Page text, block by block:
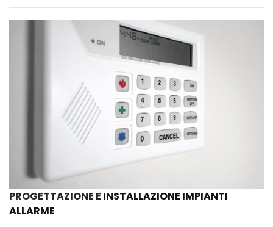
PROGETTAZIONE E INSTALLAZIONE IMPIANTI
ALLARME